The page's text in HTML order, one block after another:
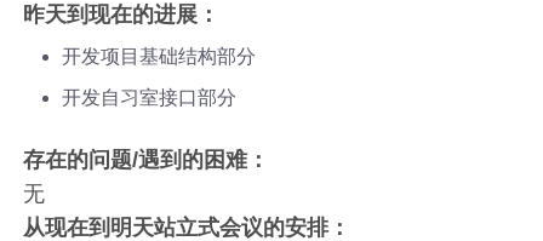
昨天到现在的进展：
开发项目基础结构部分
开发自习室接口部分
存在的问题/遇到的困难：
无
从现在到明天站立式会议的安排：